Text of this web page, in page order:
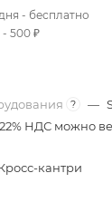
- бесплатно
- 500 ₽
? —
22% НДС можно
кантри